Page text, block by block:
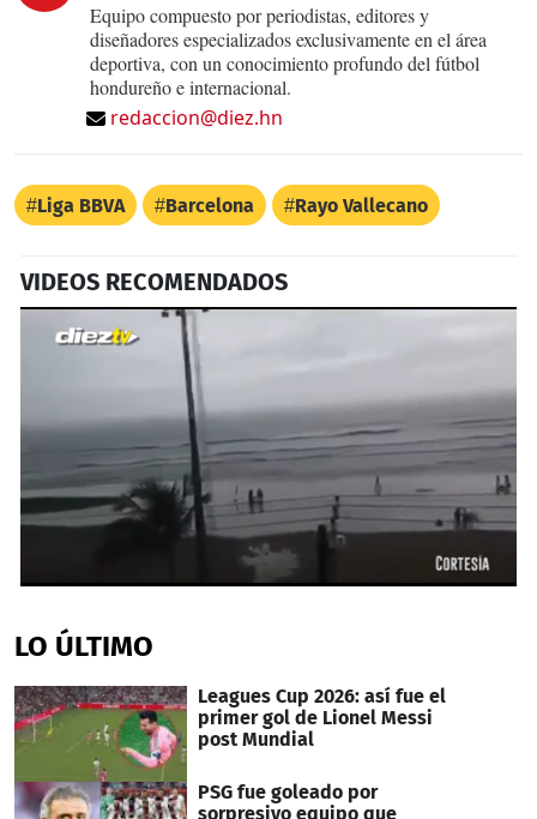
Equipo compuesto por periodistas, editores y
diseñadores especializados exclusivamente en el área
deportiva, con un conocimiento profundo del fútbol
hondureño e internacional.
redaccion@diez.hn
Liga BBVA Barcelona Rayo Vallecano
VIDEOS RECOMENDADOS
of
38
LO ÚLTIMO
Leagues Cup 2026: así fue el
primer gol de Lionel Messi
post Mundial
PSG fue goleado por
sorpresivo equipo que